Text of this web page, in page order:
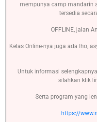
mempunya camp mandarin
tersedia
OFFLINE, jalan
Kelas Online-nya juga ada lho,
Untuk informasi
silahkan klik
Serta program yang
https://